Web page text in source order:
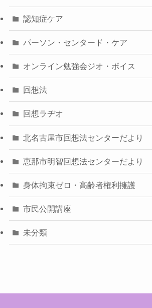
認知症ケア
パーソン・センタード・ケア
オンライン勉強会ジオ・ボイス
回想法
回想ラヂオ
北名古屋市回想法センターだより
恵那市明智回想法センターだより
身体拘束ゼロ・高齢者権利擁護
市民公開講座
未分類